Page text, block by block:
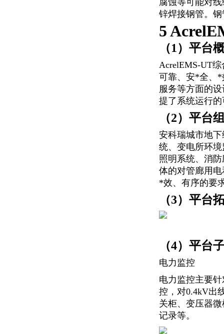
腐蚀等可能对
锌焊接钢管。
5
（1）平台
AcrelEMS-UT
可靠、 安*全、 *
服务等方面的
提了系统运行
（2）平台
安科瑞城市地
统、变电所环
照明系统、消
体的对管廊用
*效、有序的要
（3）平台
（4）平台
电力监控
电力监控主要
控，对0.4kV出
关柜、变压器
记录等。